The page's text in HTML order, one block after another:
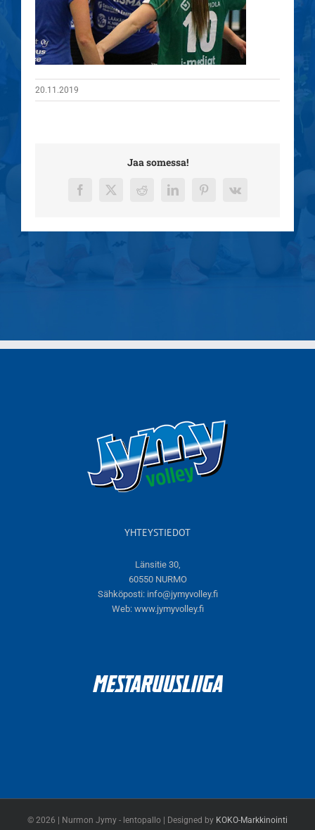
20.11.2019
Jaa somessa!
Facebook
X RedditLinkedInPinterest
Vk
YHTEYSTIEDOT
Länsitie 30,
60550 NURMO
Sähköposti: info@jymyvolley.fi
Web: www.jymyvolley.fi
© 2026 | Nurmon Jymy - lentopallo | Designed by KOKO-Markkinointi